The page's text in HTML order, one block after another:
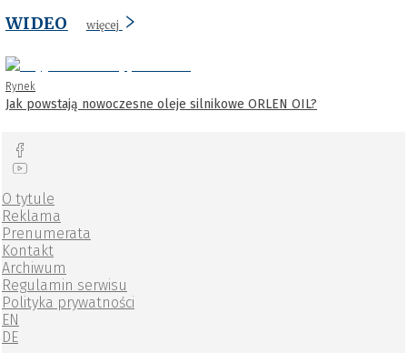
WIDEO więcej
Rynek
Jak powstają nowoczesne oleje silnikowe ORLEN OIL?
O tytule
Reklama
Prenumerata
Kontakt
Archiwum
Regulamin serwisu
Polityka prywatności
EN
DE